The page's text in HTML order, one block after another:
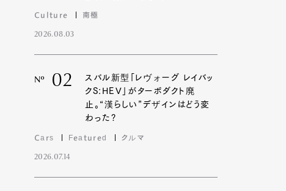
Culture 南極
2026.08.03
Nº 02
スバル新型「レヴォーグ レイバッ
クS:HEV」がターボダクト廃
止。“漢らしい”デザインはどう変
わった?
Cars Featured クルマ
2026.07.14